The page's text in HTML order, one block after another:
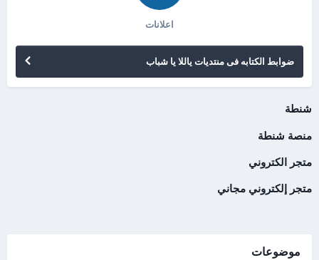
اعلانات
ضوابط الكتابه فى منتديات ياللا يا شباب
شنطة
منصة شنطة
متجر الكتروني
متجر إلكتروني مجاني
موضوعات